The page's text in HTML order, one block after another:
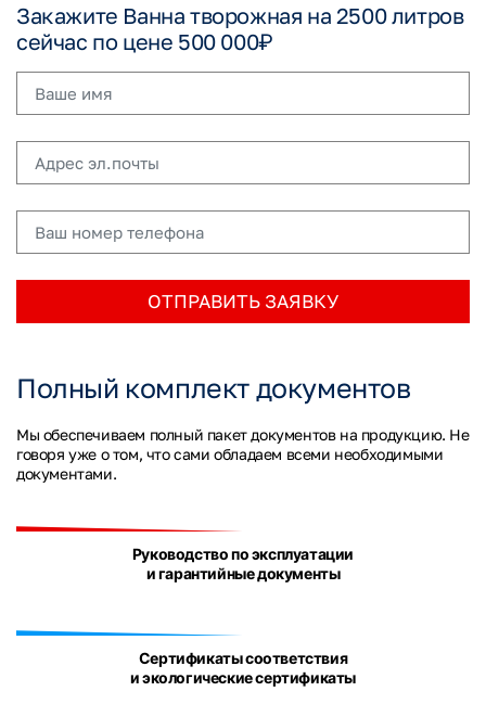
Закажите Ванна творожная на 2500 литров
сейчас по цене 500 000₽
ОТПРАВИТЬ ЗАЯВКУ
Полный комплект документов
Мы обеспечиваем полный пакет документов на продукцию. Не
говоря уже о том, что сами обладаем всеми необходимыми
документами.
Руководство по эксплуатации
и гарантийные документы
Сертификаты соответствия
и экологические сертификаты